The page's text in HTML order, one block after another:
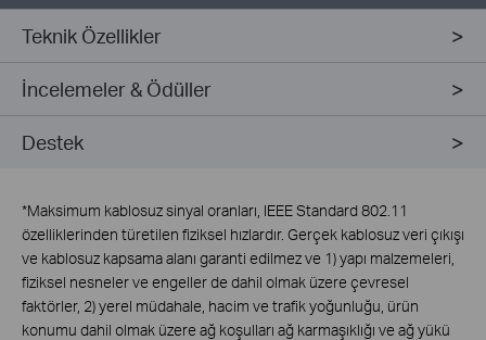
Teknik Özellikler
İncelemeler & Ödüller
Destek
*Maksimum kablosuz sinyal oranları, IEEE Standard 802.11
özelliklerinden türetilen fiziksel hızlardır. Gerçek kablosuz veri çıkışı
ve kablosuz kapsama alanı garanti edilmez ve 1) yapı malzemeleri,
fiziksel nesneler ve engeller de dahil olmak üzere çevresel
faktörler, 2) yerel müdahale, hacim ve trafik yoğunluğu, ürün
konumu dahil olmak üzere ağ koşulları ağ karmaşıklığı ve ağ yükü